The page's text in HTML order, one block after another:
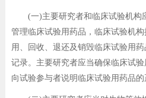
(一)主要研究者和临床试验机构
管理临床试验用药品，临床试验机
用、回收、退还及销毁临床试验用
记录。主要研究者应当确保临床试
向试验参与者说明临床试验用药品的